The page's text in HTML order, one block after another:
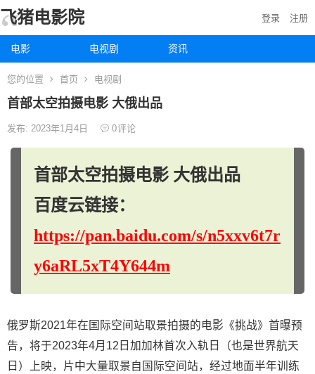
飞猪电影院
电影 电视剧 资讯
登录 注册
您的位置 首页 电视剧
首部太空拍摄电影 大俄出品
发布: 2023年1月4日 0评论
首部太空拍摄电影 大俄出品
百度云链接：
https://pan.baidu.com/s/n5xxv6t7r
y6aRL5xT4Y644m
俄罗斯2021年在国际空间站取景拍摄的电影《挑战》首曝预
告，将于2023年4月12日加加林首次入轨日（也是世界航天
日）上映，片中大量取景自国际空间站，经过地面半年训练